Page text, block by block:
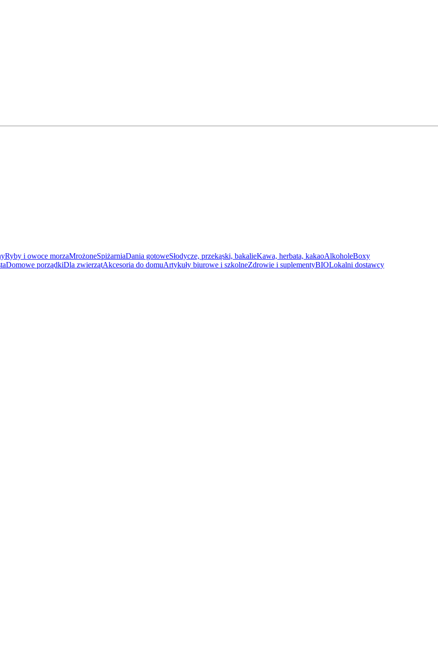
Ryby i owoce morzaMrożoneSpiżarniaDania gotoweSłodycze, przekąski, bakalieKawa, herbata, kakaoAlkoholeBoxy
Domowe porządkiDla zwierzątAkcesoria do domuArtykuły biurowe i szkolneZdrowie i suplementyBIOLokalni dostawcy